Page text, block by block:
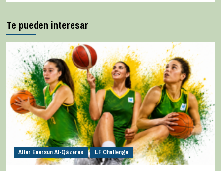
Te pueden interesar
Alter Enersun Al-Qázeres LF Challenge